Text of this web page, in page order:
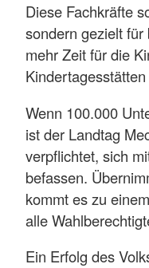
Diese Fachkräfte
sondern gezielt
mehr Zeit für die
Wenn 100.000
ist der Landtag
verpflichtet, sich
befassen.
kommt es zu
alle
Ein Erfolg des